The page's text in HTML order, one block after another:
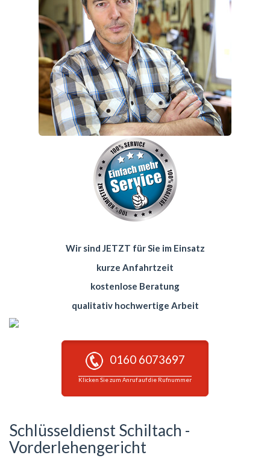
Wir sind JETZT für Sie im Einsatz
kurze Anfahrtzeit
kostenlose Beratung
qualitativ hochwertige Arbeit
0160 6073697
Klicken Sie zum Anruf auf die Rufnummer
Schlüsseldienst Schiltach -
Vorderlehengericht